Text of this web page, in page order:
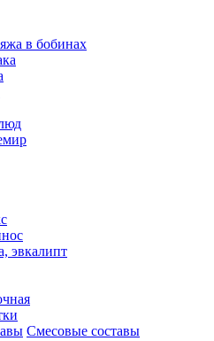
в бобинах
эвкалипт
Смесовые составы